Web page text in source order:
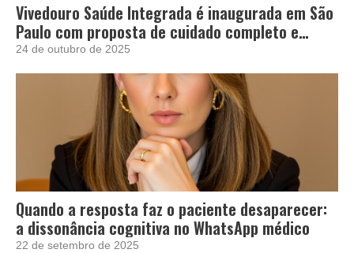
Vivedouro Saúde Integrada é inaugurada em São
Paulo com proposta de cuidado completo e
acolhedor
24 de outubro de 2025
Quando a resposta faz o paciente desaparecer:
a dissonância cognitiva no WhatsApp médico
22 de setembro de 2025